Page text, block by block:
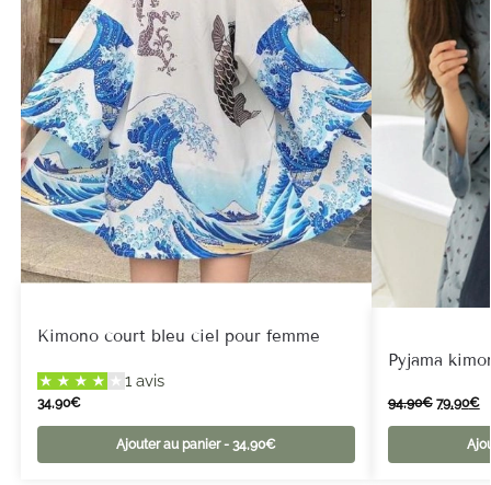
Kimono court bleu ciel pour femme
1 avis
34,90€
Ajouter au panier - 34,90€
Pyjama
94,90€ 79,90€